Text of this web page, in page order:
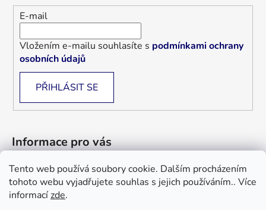
Tento web používá soubory cookie. Dalším procházením
tohoto webu vyjadřujete souhlas s jejich používáním.. Více
informacízde.
E-mail
Vložením e-mailu souhlasíte s podmínkami ochrany
osobních údajů
PŘIHLÁSIT SE
Informace pro vás
Jak nakupovat
Obchodní podmínky